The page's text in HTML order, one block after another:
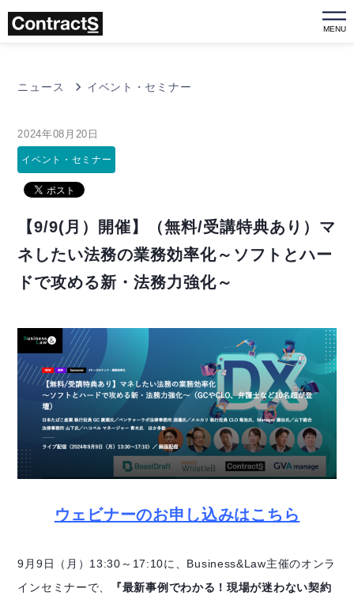
MENU
ニュース イベント・セミナー
2024年08月20日
イベント・セミナー
【9/9(月）開催】（無料/受講特典あり）マ
ネしたい法務の業務効率化～ソフトとハー
ドで攻める新・法務力強化～
ウェビナーのお申し込みはこちら
9月9日（月）13:30～17:10に、Business&Law主催のオンラ
インセミナーで、
『最新事例でわかる！現場が迷わない契約